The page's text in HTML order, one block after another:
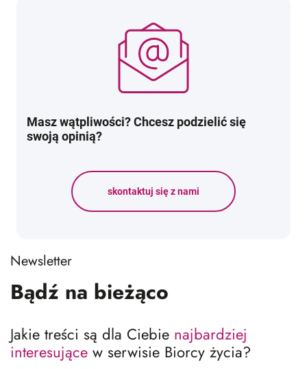
Masz wątpliwości? Chcesz podzielić się
swoją opinią?
skontaktuj się z nami
Newsletter
Bądź na bieżąco
Jakie treści są dla Ciebie najbardziej
interesujące w serwisie Biorcy życia?